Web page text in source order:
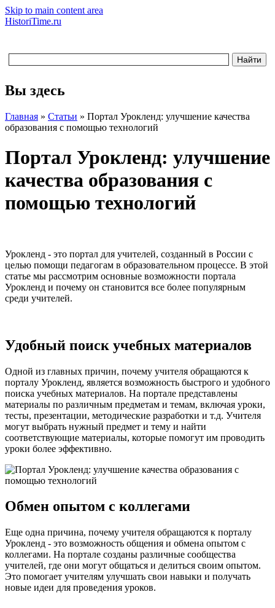
Skip to main content area
HistoriTime.ru
Вы здесь
Главная » Статьи » Портал Урокленд: улучшение качества
образования с помощью технологий
Портал Урокленд: улучшение
качества образования с
помощью технологий
Урокленд - это портал для учителей, созданный в России с
целью помощи педагогам в образовательном процессе. В этой
статье мы рассмотрим основные возможности портала
Урокленд и почему он становится все более популярным
среди учителей.
Удобный поиск учебных материалов
Одной из главных причин, почему учителя обращаются к
порталу Урокленд, является возможность быстрого и удобного
поиска учебных материалов. На портале представлены
материалы по различным предметам и темам, включая уроки,
тесты, презентации, методические разработки и т.д. Учителя
могут выбрать нужный предмет и тему и найти
соответствующие материалы, которые помогут им проводить
уроки более эффективно.
Обмен опытом с коллегами
Еще одна причина, почему учителя обращаются к порталу
Урокленд - это возможность общения и обмена опытом с
коллегами. На портале созданы различные сообщества
учителей, где они могут общаться и делиться своим опытом.
Это помогает учителям улучшать свои навыки и получать
новые идеи для проведения уроков.